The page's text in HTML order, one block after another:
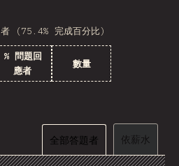
(75.4% 完成百分比)
% 問題回
應者
數量
全部答題者 依薪水